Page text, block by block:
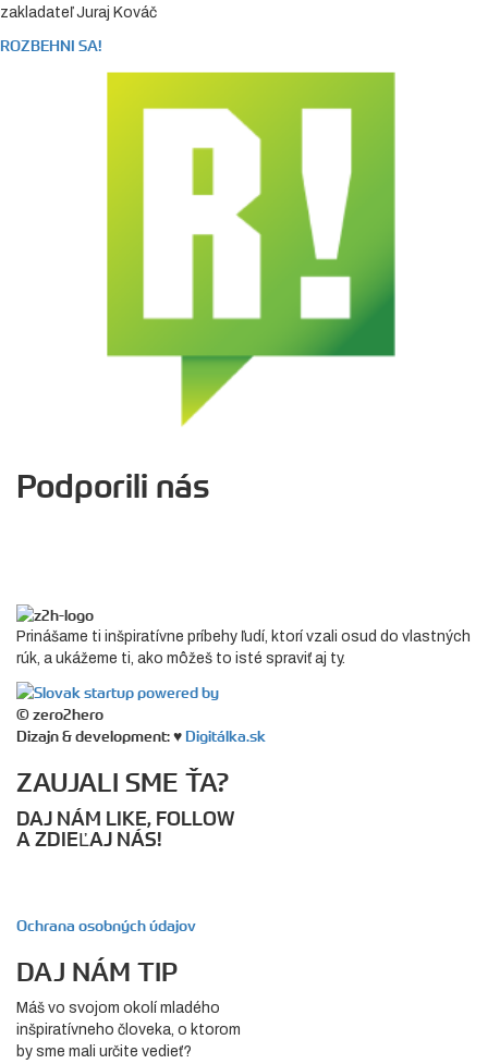
zakladateľ Juraj Kováč
ROZBEHNI SA!
Podporili nás
Prinášame ti inšpiratívne príbehy ľudí, ktorí vzali osud do vlastných
rúk, a ukážeme ti, ako môžeš to isté spraviť aj ty.
© zero2hero
Dizajn & development: ♥ Digitálka.sk
ZAUJALI SME ŤA?
DAJ NÁM LIKE, FOLLOW
A ZDIEĽAJ NÁS!
Ochrana osobných údajov
DAJ NÁM TIP
Máš vo svojom okolí mladého
inšpiratívneho človeka, o ktorom
by sme mali určite vedieť?